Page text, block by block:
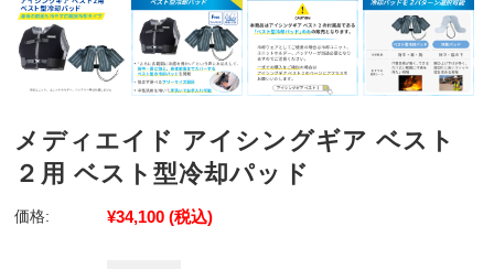
メディエイド アイシングギア ベスト
２用 ベスト型冷却パッド
価格: ¥34,100 (税込)